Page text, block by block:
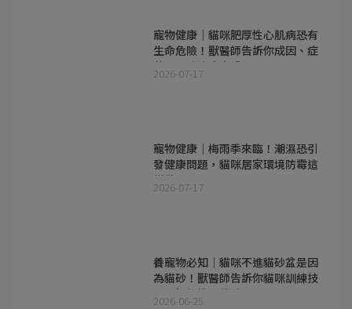
寵物健康｜貓咪肥厚性心肌病恐有
生命危險！獸醫師告訴你成因、症
狀及預防治療方式
2026-07-17
寵物健康｜梅雨季來臨！潮濕恐引
發健康問題，貓咪居家環境防霉這
樣做
2026-07-17
養寵物必知｜貓咪不進貓砂盆是因
為貓砂！獸醫師告訴你貓咪訓練技
巧及如何挑選貓砂
2026-06-25